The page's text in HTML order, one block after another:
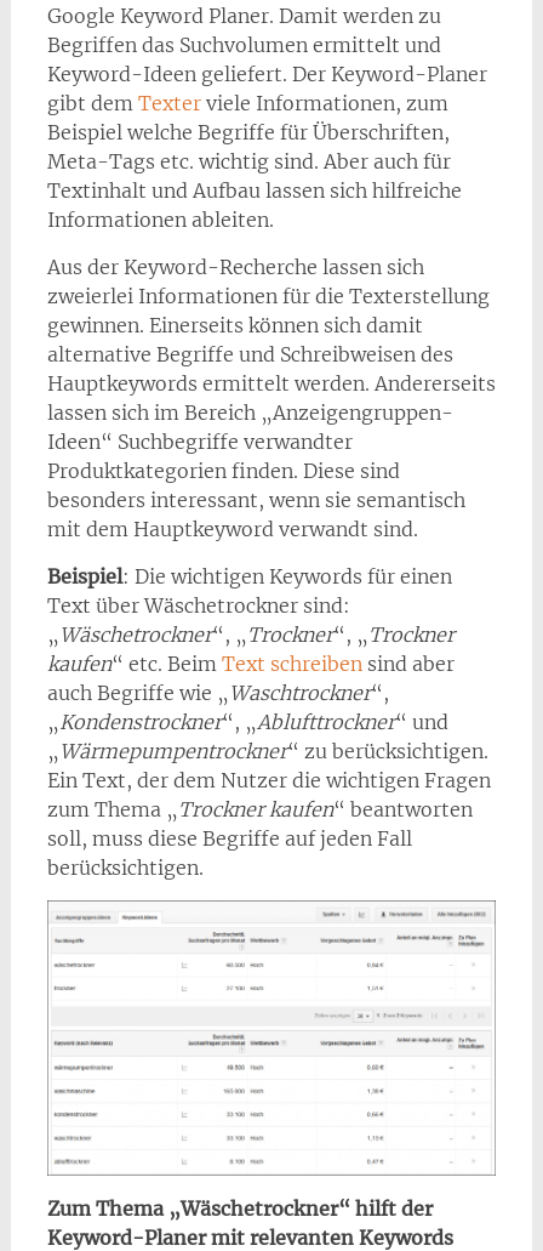
Google Keyword Planer. Damit werden zu
Begriffen das Suchvolumen ermittelt und
Keyword-Ideen geliefert. Der Keyword-Planer
gibt dem Texterviele Informationen, zum
Beispiel welche Begriffe für Überschriften,
Meta-Tags etc. wichtig sind. Aber auch für
Textinhalt und Aufbau lassen sich hilfreiche
Informationen ableiten.
Aus der Keyword-Recherche lassen sich
zweierlei Informationen für die Texterstellung
gewinnen. Einerseits können sich damit
alternative Begriffe und Schreibweisen des
Hauptkeywords ermittelt werden. Andererseits
lassen sich im Bereich „Anzeigengruppen-
Ideen“ Suchbegriffe verwandter
Produktkategorien finden. Diese sind
besonders interessant, wenn sie semantisch
mit dem Hauptkeyword verwandt sind.
Beispiel: Die wichtigen Keywords für einen
Text über Wäschetrockner sind:
„ Wäschetrockner“, „ Trockner“, „ Trockner
kaufen“ etc. Beim Text schreibensind aber
auch Begriffe wie „ Waschtrockner“,
„Kondenstrockner“, „Ablufttrockner“ und
„ Wärmepumpentrockner“ zu berücksichtigen.
Ein Text, der dem Nutzer die wichtigen Fragen
zum Thema „ Trockner kaufen“ beantworten
soll, muss diese Begriffe auf jeden Fall
berücksichtigen.
Zum Thema „Wäschetrockner“ hilft der
Keyword-Planer mit relevanten Keywords